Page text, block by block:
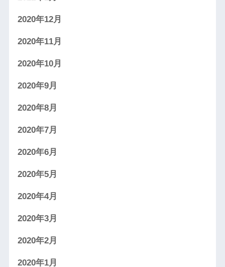
2020年12月
2020年11月
2020年10月
2020年9月
2020年8月
2020年7月
2020年6月
2020年5月
2020年4月
2020年3月
2020年2月
2020年1月